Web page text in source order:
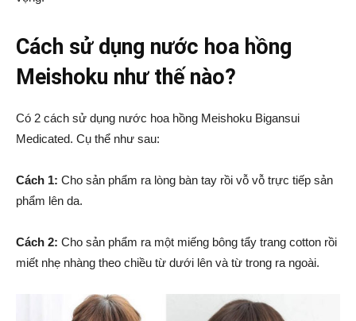
Cách sử dụng nước hoa hồng
Meishoku như thế nào?
Có 2 cách sử dụng nước hoa hồng Meishoku Bigansui
Medicated. Cụ thể như sau:
Cách 1: Cho sản phẩm ra lòng bàn tay rồi vỗ vỗ trực tiếp sản
phẩm lên da.
Cách 2: Cho sản phẩm ra một miếng bông tẩy trang cotton rồi
miết nhẹ nhàng theo chiều từ dưới lên và từ trong ra ngoài.